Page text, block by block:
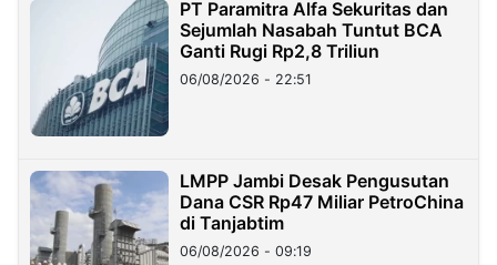
PT Paramitra Alfa Sekuritas dan
Sejumlah Nasabah Tuntut BCA
Ganti Rugi Rp2,8 Triliun
06/08/2026 - 22:51
LMPP Jambi Desak Pengusutan
Dana CSR Rp47 Miliar PetroChina
di Tanjabtim
06/08/2026 - 09:19